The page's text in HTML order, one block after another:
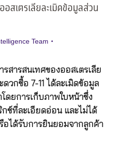
อสเตรเลียละเมิดข้อมูลส่วน
Team
สารสนเทศของออสเตรเลีย
วกซื้อ 7-11 ได้ละเมิดข้อมูล
ดยการเก็บภาพใบหน้าซึ่ง
กซ์ที่ละเอียดอ่อน และไม่ได้
อได้รับการยินยอมจากลูกค้า